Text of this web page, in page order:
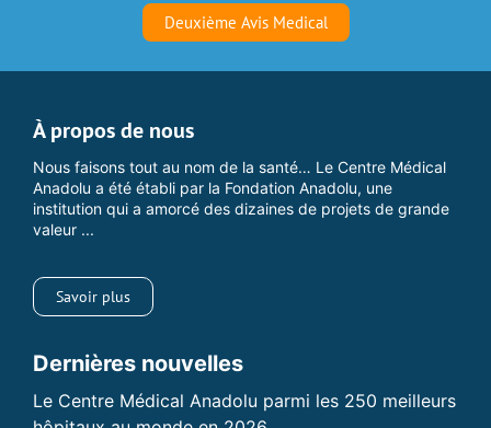
Deuxième Avis Medical
À propos de nous
Nous faisons tout au nom de la santé… Le Centre Médical
Anadolu a été établi par la Fondation Anadolu, une
institution qui a amorcé des dizaines de projets de grande
valeur ...
Savoir plus
Dernières nouvelles
Le Centre Médical Anadolu parmi les 250 meilleurs